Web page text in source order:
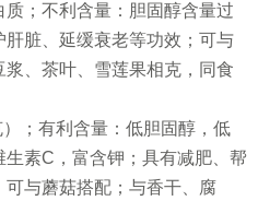
；不利含量：胆固醇含量过
脏、延缓衰老等功效；可与
、茶叶、雪莲果相克，同食
；有利含量：低胆固醇，低
素C，富含钾；具有减肥、帮
与蘑菇搭配；与香干、腐